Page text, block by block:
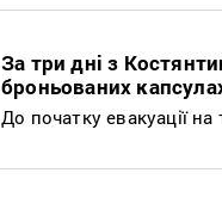
За три дні з
броньованих
До початку евакуації